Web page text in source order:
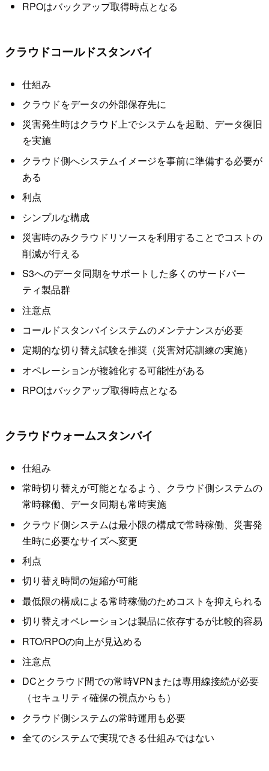
RPOはバックアップ取得時点となる
クラウドコールドスタンバイ
仕組み
クラウドをデータの外部保存先に
災害発生時はクラウド上でシステムを起動、データ復旧
を実施
クラウド側へシステムイメージを事前に準備する必要が
ある
利点
シンプルな構成
災害時のみクラウドリソースを利用することでコストの
削減が行える
S3へのデータ同期をサポートした多くのサードパー
ティ製品群
注意点
コールドスタンバイシステムのメンテナンスが必要
定期的な切り替え試験を推奨（災害対応訓練の実施）
オペレーションが複雑化する可能性がある
RPOはバックアップ取得時点となる
クラウドウォームスタンバイ
仕組み
常時切り替えが可能となるよう、クラウド側システムの
常時稼働、データ同期も常時実施
クラウド側システムは最小限の構成で常時稼働、災害発
生時に必要なサイズへ変更
利点
切り替え時間の短縮が可能
最低限の構成による常時稼働のためコストを抑えられる
切り替えオペレーションは製品に依存するが比較的容易
RTO/RPOの向上が見込める
注意点
DCとクラウド間での常時VPNまたは専用線接続が必要
（セキュリティ確保の視点からも）
クラウド側システムの常時運用も必要
全てのシステムで実現できる仕組みではない